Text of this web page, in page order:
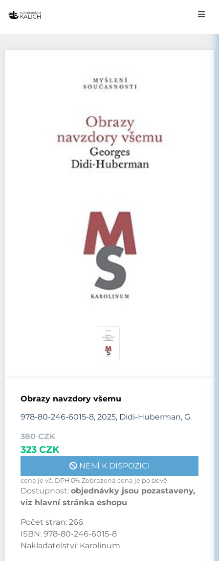
Obrazy navzdory všemu
978-80-246-6015-8, 2025, Didi-Huberman, G.
380 CZK
323 CZK
NENÍ K DISPOZICI
cena je vč. DPH 0% Zobrazená cena je po slevě
Dostupnost: objednávky jsou pozastaveny,
viz hlavní stránka eshopu
Počet stran: 266
ISBN: 978-80-246-6015-8
Nakladatelství: Karolinum